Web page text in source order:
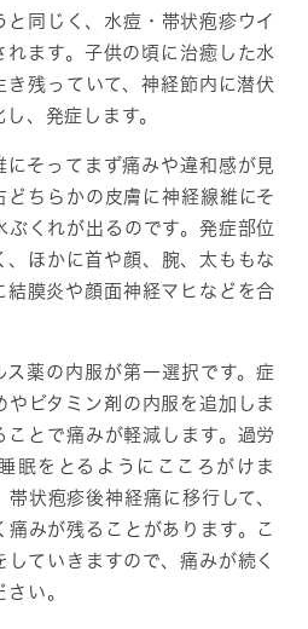
同じく、水痘・帯状疱疹ウイ
れます。子供の頃に治癒した水
き残っていて、神経節内に潜伏
、発症します。
にそってまず痛みや違和感が見
どちらかの皮膚に神経線維にそ
ぶくれが出るのです。発症部位
、ほかに首や顔、腕、太ももな
結膜炎や顔面神経マヒなどを合
ス薬の内服が第一選択です。症
ビタミン剤の内服を追加しま
ことで痛みが軽減します。過労
眠をとるようにこころがけま
状疱疹後神経痛に移行して、
みが残ることがあります。こ
ていきますので、痛みが続く
い。